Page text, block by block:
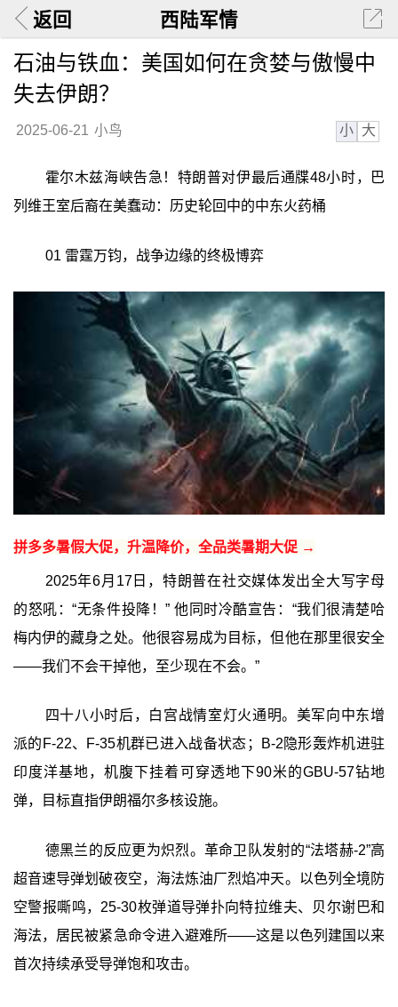
返回 西陆军情
石油与铁血：美国如何在贪婪与傲慢中
失去伊朗？
2025-06-21 小鸟 小 大
霍尔木兹海峡告急！特朗普对伊最后通牒48小时，巴
列维王室后裔在美蠢动：历史轮回中的中东火药桶
01 雷霆万钧，战争边缘的终极博弈
拼多多暑假大促，升温降价，全品类暑期大促 →
2025年6月17日，特朗普在社交媒体发出全大写字母
的怒吼：“无条件投降！” 他同时冷酷宣告：“我们很清楚哈
梅内伊的藏身之处。他很容易成为目标，但他在那里很安全
——我们不会干掉他，至少现在不会。”
四十八小时后，白宫战情室灯火通明。美军向中东增
派的F-22、F-35机群已进入战备状态；B-2隐形轰炸机进驻
印度洋基地，机腹下挂着可穿透地下90米的GBU-57钻地
弹，目标直指伊朗福尔多核设施。
德黑兰的反应更为炽烈。革命卫队发射的“法塔赫-2”高
超音速导弹划破夜空，海法炼油厂烈焰冲天。以色列全境防
空警报嘶鸣，25-30枚弹道导弹扑向特拉维夫、贝尔谢巴和
海法，居民被紧急命令进入避难所——这是以色列建国以来
首次持续承受导弹饱和攻击。